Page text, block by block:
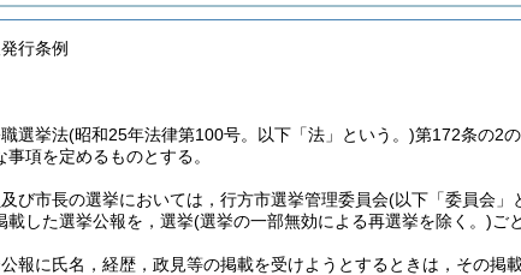
行条例
選挙法(昭和25年法律第100号。以下「法」という。)第172条の2
項を定めるものとする。
び市長の選挙においては，行方市選挙管理委員会(以下「委員会」
載した選挙公報を，選挙(選挙の一部無効による再選挙を除く。)ご
報に氏名，経歴，政見等の掲載を受けようとするときは，その